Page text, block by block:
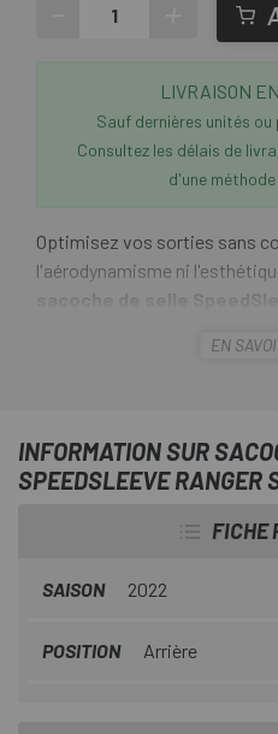
LIVRAISON
Sauf dernières unités
Consultez les délais de
d'une
Optimisez vos sorties sans
l'aérodynamisme ni
sacoche de selle
sacoche compacte et légère
votre selle, évitant ainsi tout
la plupart des tiges de selle
nylon balistique résistant à
organisé élimine les vibrations
Ranger S est l'investissement
EN
INFORMATION SUR
SPEEDSLEEVE RANGER
FICHE
SAISON 2022
POSITION Arrière